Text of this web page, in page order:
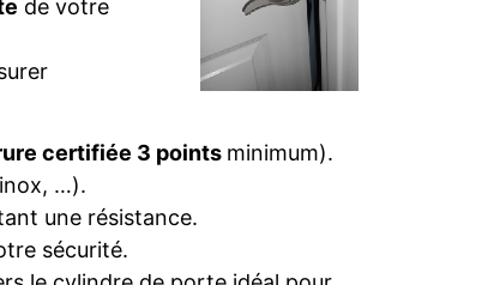
de votre
certifiée 3 points minimum).
…).
une résistance.
sécurité.